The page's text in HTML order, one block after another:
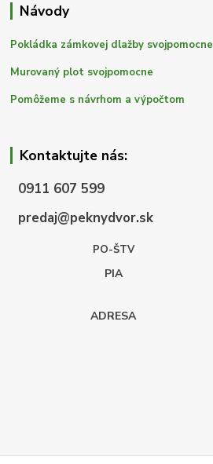
Návody
Pokládka zámkovej dlažby svojpomocne
Murovaný plot svojpomocne
Pomôžeme s návrhom a výpočtom
Kontaktujte nás:
0911 607 599
predaj@peknydvor.sk
PO-ŠTV
PIA
ADRESA